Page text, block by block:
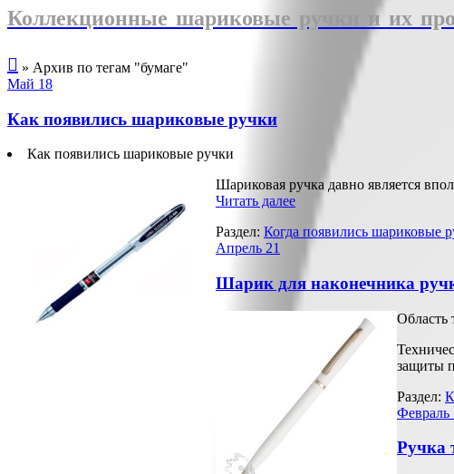
Коллекционные шариковые ручки и их
 » Архив по тегам "бумаге"
Май 18
Как появились шариковые ручки
Как появились шариковые ручки
Шариковая ручка давно является
Читать далее
Раздел: Когда появились шариковые
Апрель 21
Шарик для наконечника
Область
защиты
Раздел:
Февраль
Ручка